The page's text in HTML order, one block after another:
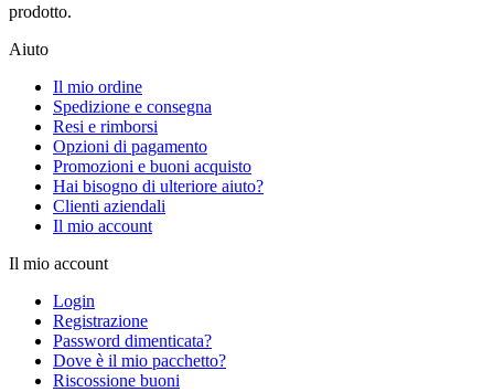
prodotto.
Aiuto
Il mio ordine
Spedizione e consegna
Resi e rimborsi
Opzioni di pagamento
Promozioni e buoni acquisto
Hai bisogno di ulteriore aiuto?
Clienti aziendali
Il mio account
Il mio account
Login
Registrazione
Password dimenticata?
Dove è il mio pacchetto?
Riscossione buoni